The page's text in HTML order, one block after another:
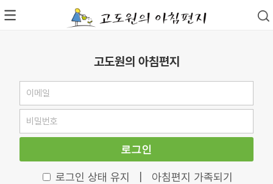
고도원의 아침편지
로그인
로그인 상태 유지 아침편지 가족되기